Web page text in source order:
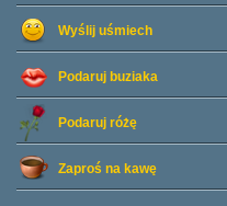
Wyślij uśmiech
Podaruj buziaka
Podaruj różę
Zaproś na kawę